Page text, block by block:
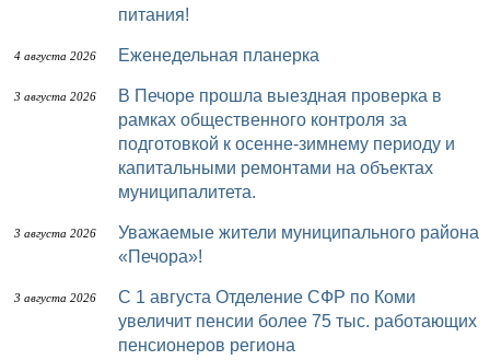
питания!
4 августа 2026 Еженедельная планерка
3 августа 2026
В Печоре прошла выездная проверка в
рамках общественного контроля за
подготовкой к осенне-зимнему периоду и
капитальными ремонтами на объектах
муниципалитета.
3 августа 2026
Уважаемые жители муниципального района
«Печора»!
3 августа 2026
С 1 августа Отделение СФР по Коми
увеличит пенсии более 75 тыс. работающих
пенсионеров региона